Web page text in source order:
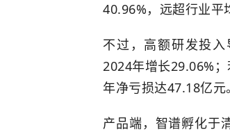
40.96%，远超行业平
不过，高额研发投
2024年增长29.06%
年净亏损达47.18亿元。
产品端，智谱孵化于